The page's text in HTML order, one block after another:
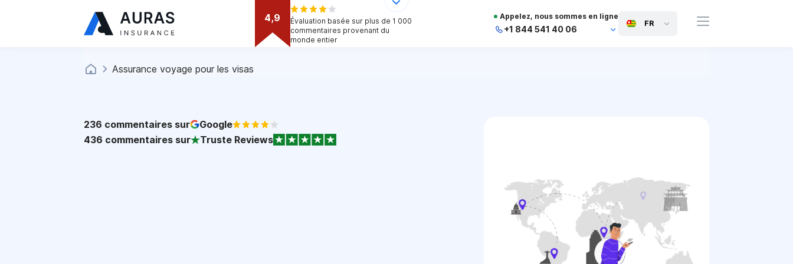
4,9
Évaluation basée sur plus de 1 000
commentaires provenant du
monde entier
Appelez, nous sommes en ligne
+1 844 541 40 06
FR
Assurance voyage pour les visas
236 commentaires sur
Google
436 commentaires sur Truste Reviews